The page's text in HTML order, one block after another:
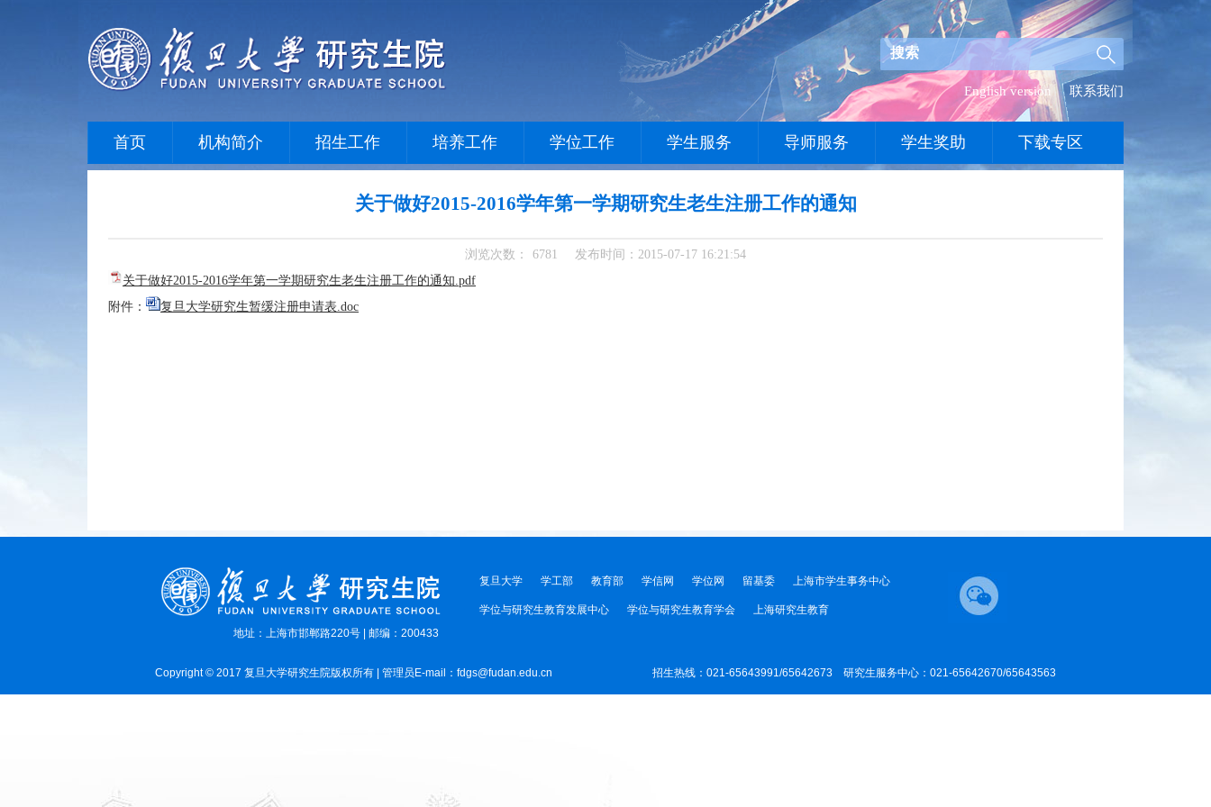
English version 联系我们
首页 机构简介 招生工作 培养工作 学位工作 学生服务 导师服务 学生奖助 下载专区
关于做好2015-2016学年第一学期研究生老生注册工作的通知
浏览次数： 6781
发布时间：2015-07-17 16:21:54
关于做好2015-2016学年第一学期研究生老生注册工作的通知.pdf
附件：
复旦大学研究生暂缓注册申请表.doc
地址：上海市邯郸路220号 | 邮编：200433
复旦大学 学工部 教育部 学信网 学位网 留基委 上海市学生事务中心
学位与研究生教育发展中心 学位与研究生教育学会 上海研究生教育
Copyright © 2017 复旦大学研究生院版权所有 | 管理员E-mail：fdgs@fudan.edu.cn 招生热线：021-65643991/65642673 研究生服务中心：021-65642670/65643563